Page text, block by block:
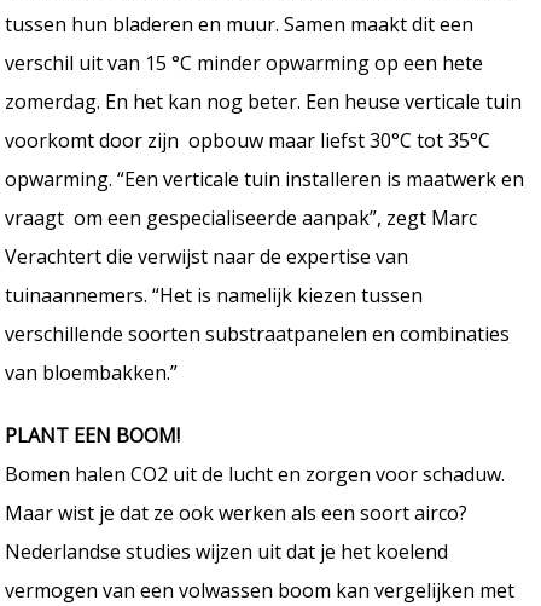
tussen hun bladeren en muur. Samen maakt dit een
verschil uit van 15 °C minder opwarming op een hete
zomerdag. En het kan nog beter. Een heuse verticale tuin
voorkomt door zijn opbouw maar liefst 30°C tot 35°C
opwarming. “Een verticale tuin installeren is maatwerk en
vraagt om een gespecialiseerde aanpak”, zegt Marc
Verachtert die verwijst naar de expertise van
tuinaannemers. “Het is namelijk kiezen tussen
verschillende soorten substraatpanelen en combinaties
van bloembakken.”
PLANT EEN BOOM!
Bomen halen CO2 uit de lucht en zorgen voor schaduw.
Maar wist je dat ze ook werken als een soort airco?
Nederlandse studies wijzen uit dat je het koelend
vermogen van een volwassen boom kan vergelijken met